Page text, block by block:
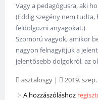
Vagy a pedagógusra, aki
(Eddig szegény nem
feldolgozni anyagokat.)
Szomorú vagyok, amikor
nagyon felnagyítjuk a
jelentősebb dolgokról, az
asztalosgy | 2019.
A hozzászóláshoz